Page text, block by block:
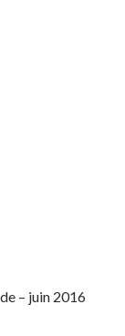
– juin 2016